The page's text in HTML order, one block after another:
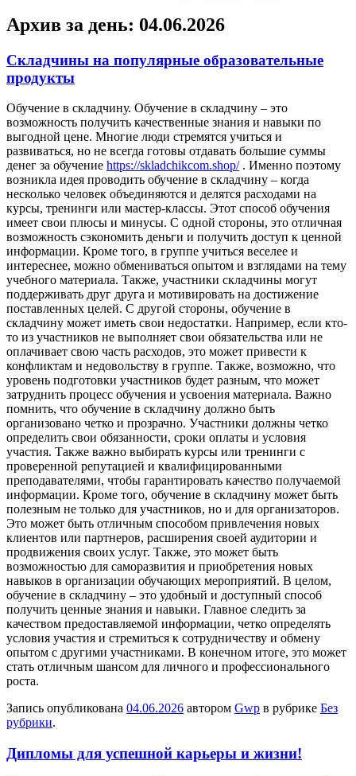
Архив за день: 04.06.2026
Складчины на популярные образовательные
продукты
Oбучeниe в склaдчину. Oбучeниe в складчину – это
возможность получить качественные знания и навыки по
выгодной цене. Многие люди стремятся учиться и
развиваться, но не всегда готовы отдавать большие суммы
денег за обучение https://skladchikcom.shop/. Именно поэтому
возникла идея проводить обучение в складчину – когда
несколько человек объединяются и делятся расходами на
курсы, тренинги или мастер-классы. Этот способ обучения
имеет свои плюсы и минусы. С одной стороны, это отличная
возможность сэкономить деньги и получить доступ к ценной
информации. Кроме того, в группе учиться веселее и
интереснее, можно обмениваться опытом и взглядами на тему
учебного материала. Также, участники складчины могут
поддерживать друг друга и мотивировать на достижение
поставленных целей. С другой стороны, обучение в
складчину может иметь свои недостатки. Например, если кто-
то из участников не выполняет свои обязательства или не
оплачивает свою часть расходов, это может привести к
конфликтам и недовольству в группе. Также, возможно, что
уровень подготовки участников будет разным, что может
затруднить процесс обучения и усвоения материала. Важно
помнить, что обучение в складчину должно быть
организовано четко и прозрачно. Участники должны четко
определить свои обязанности, сроки оплаты и условия
участия. Также важно выбирать курсы или тренинги с
проверенной репутацией и квалифицированными
преподавателями, чтобы гарантировать качество получаемой
информации. Кроме того, обучение в складчину может быть
полезным не только для участников, но и для организаторов.
Это может быть отличным способом привлечения новых
клиентов или партнеров, расширения своей аудитории и
продвижения своих услуг. Также, это может быть
возможностью для саморазвития и приобретения новых
навыков в организации обучающих мероприятий. В целом,
обучение в складчину – это удобный и доступный способ
получить ценные знания и навыки. Главное следить за
качеством предоставляемой информации, четко определять
условия участия и стремиться к сотрудничеству и обмену
опытом с другими участниками. В конечном итоге, это может
стать отличным шансом для личного и профессионального
роста.
Запись опубликована 04.06.2026 автором Gwp в рубрике Без
рубрики.
Дипломы для успешной карьеры и жизни!